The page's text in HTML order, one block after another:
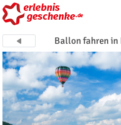
Ballon fahren in